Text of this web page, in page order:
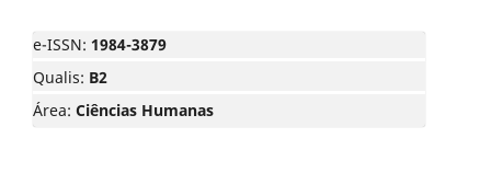
e-ISSN: 1984-3879
Qualis: B2
Área: Ciências Humanas